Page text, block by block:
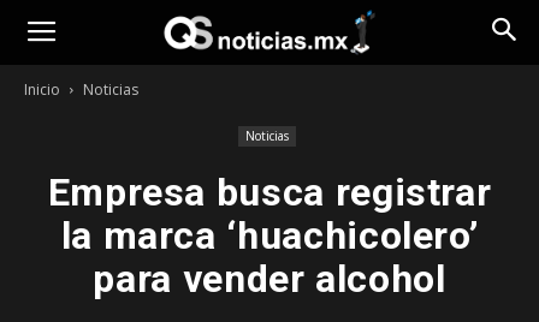
Inicio Noticias
Noticias
Empresa busca registrar
la marca ‘huachicolero’
para vender alcohol